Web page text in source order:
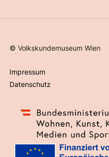
©Volkskundemuseum Wien
Impressum
Datenschutz